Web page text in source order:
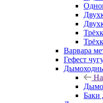
Варвара
Гефест
Баки